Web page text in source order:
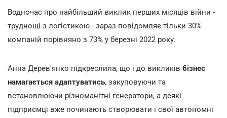
Водночас про найбільший виклик перших місяців війни -
труднощі з логістикою - зараз повідомляє тільки 30%
компаній порівняно з 73% у березні 2022 року.
Анна Дерев'янко підкреслила, що і до викликів бізнес
намагається адаптуватись, закуповуючи та
встановлюючи різноманітні генератори, а деякі
підприємці вже починають створювати і свої автономні